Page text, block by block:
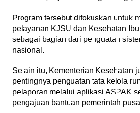
Program tersebut difokuskan untuk
pelayanan KJSU dan Kesehatan
sebagai bagian dari penguatan
nasional.
Selain itu, Kementerian Kesehatan
pentingnya penguatan tata kelola
pelaporan melalui aplikasi ASPAK
pengajuan bantuan pemerintah